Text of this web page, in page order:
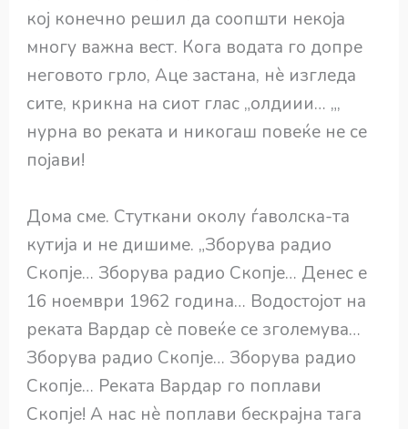
кој конечно решил да соопшти некоја
многу важна вест. Кога водата го допре
неговото грло, Аце застана, нѐ изгледа
сите, крикна на сиот глас „олдиии… „,
нурна во реката и никогаш повеќе не се
појави!
Дома сме. Стуткани околу ѓаволска-та
кутија и не дишиме. „Зборува радио
Скопје… Зборува радио Скопје… Денес е
16 ноември 1962 година… Водостојот на
реката Вардар сѐ повеќе се зголемува…
Зборува радио Скопје… Зборува радио
Скопје… Реката Вардар го поплави
Скопје! A нас нѐ поплави бескрајна тага